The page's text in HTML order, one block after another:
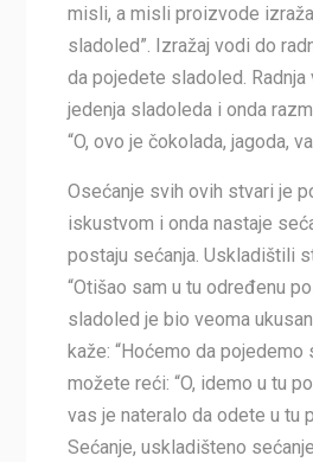
misli, a misli proizvode
sladoled”. Izražaj vodi do
da pojedete sladoled.
jedenja sladoleda i onda
“O, ovo je čokolada, jagoda,
Osećanje svih ovih stvari je
iskustvom i onda nastaje
postaju sećanja. Uskladištili
“Otišao sam u tu određenu
sladoled je bio veoma
kaže: “Hoćemo da pojedemo
možete reći: “O, idemo u tu
vas je nateralo da odete u tu
Sećanje, uskladišteno